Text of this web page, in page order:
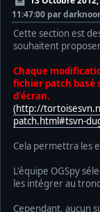
11:47:00 par
Cette section est
souhaitent
Chaque
fichier patch basé
d'écran.
(http://
patch.html#tsvn-
Cela permettra les
L'équipe OGSpy
les intégrer au
Cependant, aucun